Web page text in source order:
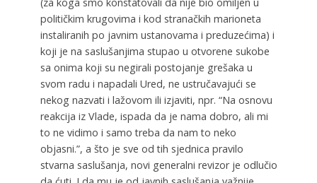
političkim krugovima i kod stranačkih marioneta
instaliranih po javnim ustanovama i preduzećima) i
koji je na saslušanjima stupao u otvorene sukobe
sa onima koji su negirali postojanje grešaka u
svom radu i napadali Ured, ne ustručavajući se
nekog nazvati i lažovom ili izjaviti, npr. “Na osnovu
reakcija iz Vlade, ispada da je nama dobro, ali mi
to ne vidimo i samo treba da nam to neko
objasni.”, a što je sve od tih sjednica pravilo
stvarna saslušanja, novi generalni revizor je odlučio